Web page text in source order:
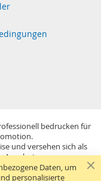
bedrucken für
und versehen sich als
Angebots.
BGB) im Sinne der
zzgl. MwSt. USB-
Daten, um
personalisierte